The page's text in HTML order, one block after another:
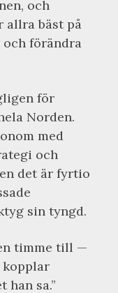
och
allra bäst på
förändra
för
Norden.
med
och
det är fyrtio
sin tyngd.
timme till —
kopplar
sa.”